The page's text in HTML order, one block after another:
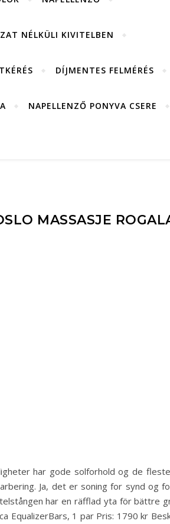
NÉLKÜLI KIVITELBEN
DÍJMENTES FELMÉRÉS
NAPELLENZŐ PONYVA CSERE
MASSASJE
har gode solforhold og de
Ja, det er soning for synd og
har en räfflad yta för bättre
EqualizerBars, 1 par Pris: 1790 kr